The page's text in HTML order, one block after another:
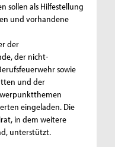
sollen als Hilfestellung
und vorhandene
der
der nicht-
sowie
und der
eingeladen. Die
in dem weitere
unterstützt.